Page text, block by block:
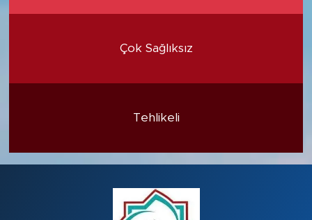
Çok Sağlıksız
Tehlikeli